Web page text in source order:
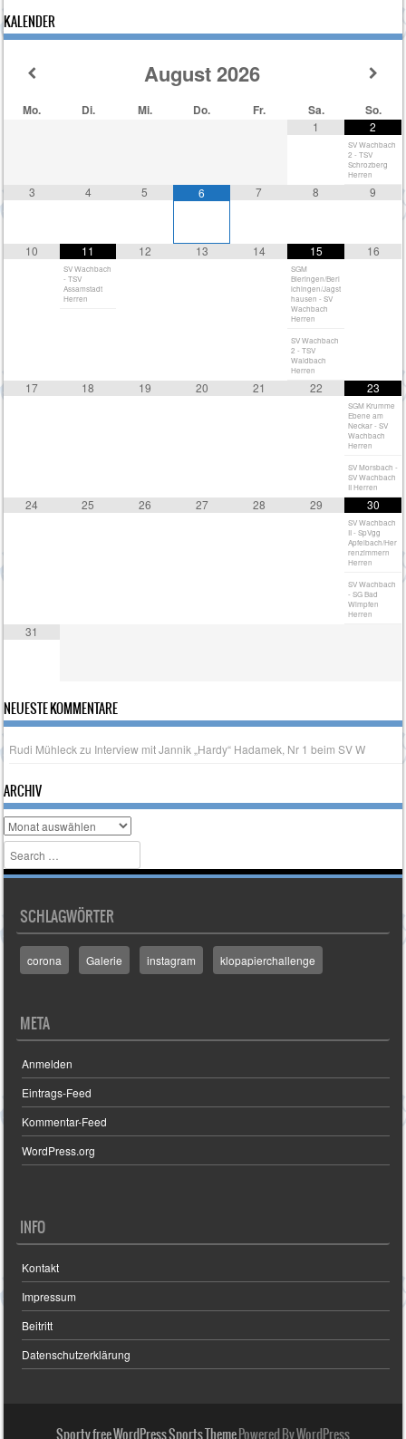
KALENDER
August 2026
Mo. Di. Mi. Do. Fr. Sa. So.
1 2
SV Wachbach
2 - TSV
Schrozberg
Herren
3 4 5 6 7 8 9
10 11
SV Wachbach
- TSV
Assamstadt
Herren
12 13 14 15
SGM
Bieringen/Berl
ichingen/Jagst
hausen - SV
Wachbach
Herren
SV Wachbach
2 - TSV
Waldbach
Herren
16
17 18 19 20 21 22 23
SGM Krumme
Ebene am
Neckar - SV
Wachbach
Herren
SV Morsbach -
SV Wachbach
II Herren
24 25 26 27 28 29 30
SV Wachbach
II - SpVgg
Apfelbach/Her
renzimmern
Herren
SV Wachbach
- SG Bad
Wimpfen
Herren
31
NEUESTE KOMMENTARE
Rudi Mühleck zu Interview mit Jannik „Hardy“ Hadamek, Nr 1 beim SV W
ARCHIV
Archiv
Search
SCHLAGWÖRTER
corona Galerie instagram klopapierchallenge
META
Anmelden
Eintrags-Feed
Kommentar-Feed
WordPress.org
INFO
Kontakt
Impressum
Beitritt
Datenschutzerklärung
Sporty free WordPress Sports ThemePowered By WordPress